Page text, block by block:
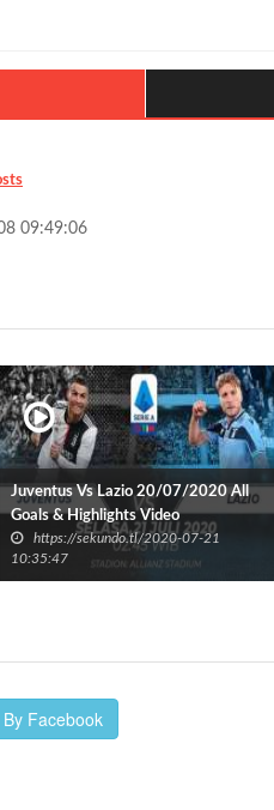
09:49:06
Juventus Vs Lazio 20/07/2020 All
Goals & Highlights Video
https://sekundo.tl/2020-07-21
10:35:47
Facebook